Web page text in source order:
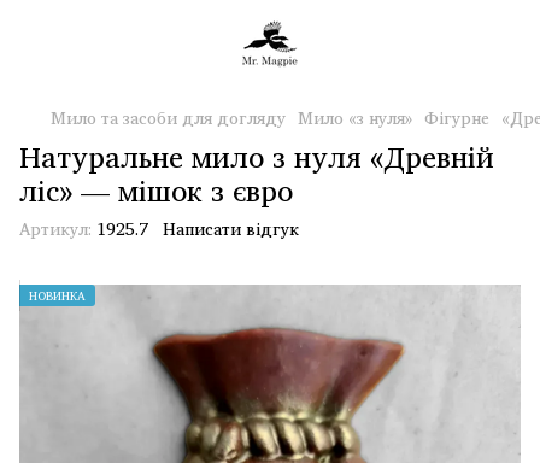
Мило та засоби для догляду Мило «з нуля» Фігурне
Натуральне мило з нуля «Древній
ліс» — мішок з євро
Артикул: 1925.7 Написати відгук
НОВИНКА